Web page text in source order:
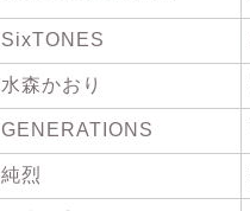
SixTONES
水森かおり
GENERATIONS
純烈